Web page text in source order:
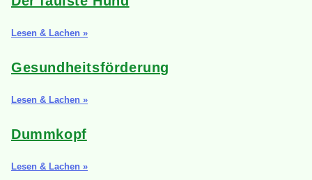
Lesen & Lachen »
Gesundheitsförderung
Lesen & Lachen »
Dummkopf
Lesen & Lachen »